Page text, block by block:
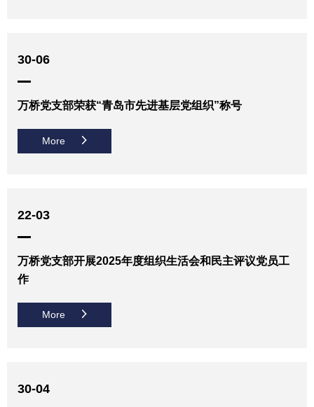
30-06
万桥党支部荣获“青岛市先进基层党组织”称号
More
22-03
万桥党支部开展2025年度组织生活会和民主评议党员工
作
More
30-04